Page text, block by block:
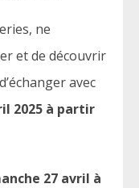
ne
et de découvrir
avec
2025 à partir
27 avril à